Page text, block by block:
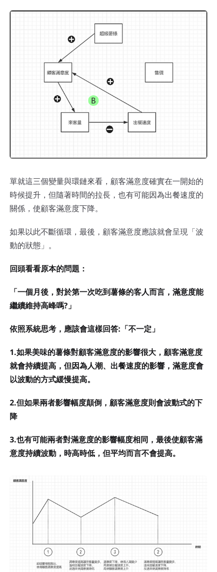
單就這三個變量與環鏈來看，顧客滿意度確實在一開始的
時候提升，但隨著時間的拉長，也有可能因為出餐速度的
關係，使顧客滿意度下降。
如果以此不斷循環，最後，顧客滿意度應該就會呈現「波
動的狀態」。
回頭看看原本的問題：
「一個月後，對於第一次吃到薯條的客人而言，滿意度能
繼續維持高峰嗎?」
依照系統思考，應該會這樣回答:「不一定」
1.如果美味的薯條對顧客滿意度的影響很大，顧客滿意度
就會持續提高，但因為人潮、出餐速度的影響，滿意度會
以波動的方式緩慢提高。
2.但如果兩者影響幅度顛倒，顧客滿意度則會波動式的下
降
3.也有可能兩者對滿意度的影響幅度相同，最後使顧客滿
意度持續波動，時高時低，但平均而言不會提高。